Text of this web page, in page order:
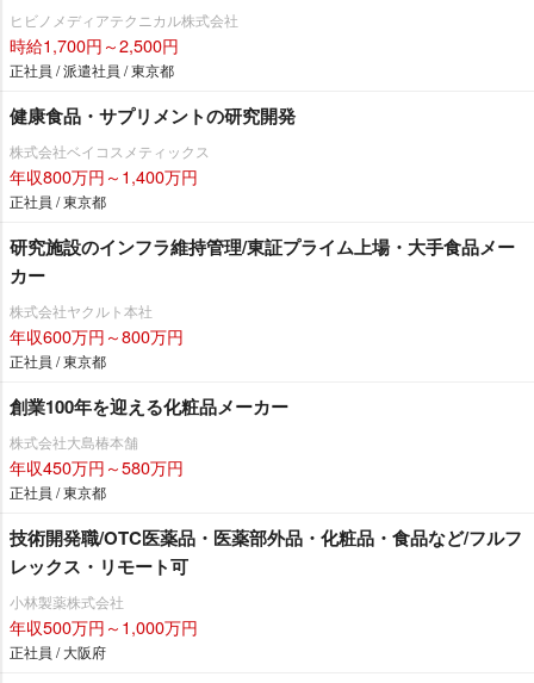
ヒビノメディアテクニカル株式会社
時給1,700円～2,500円
正社員 / 派遣社員 / 東京都
健康食品・サプリメントの研究開発
株式会社ベイコスメティックス
年収800万円～1,400万円
正社員 / 東京都
研究施設のインフラ維持管理/東証プライム上場・大手食品メー
カー
株式会社ヤクルト本社
年収600万円～800万円
正社員 / 東京都
創業100年を迎える化粧品メーカー
株式会社大島椿本舗
年収450万円～580万円
正社員 / 東京都
技術開発職/OTC医薬品・医薬部外品・化粧品・食品など/フルフ
レックス・リモート可
小林製薬株式会社
年収500万円～1,000万円
正社員 / 大阪府